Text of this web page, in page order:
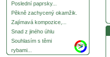
Poslední paprsky...
Pěkně zachycený okamžik.
Zajímavá kompozice,...
Snad z jiného úhlu
Souhlasím s těmi
rybami...
more